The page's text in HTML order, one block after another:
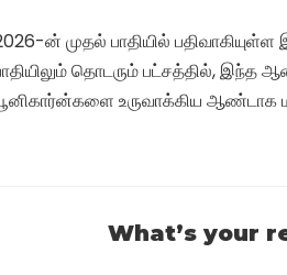
ன் முதல் பாதியில்
தொடரும் பட்சத்தில், இந்த
உருவாக்கிய ஆண்டாக
What’s your